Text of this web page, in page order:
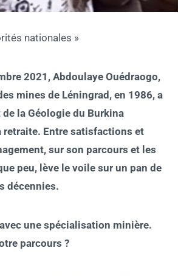
nationales »
2021, Abdoulaye Ouédraogo,
mines de Léningrad, en 1986, a
la Géologie du Burkina
retraite. Entre satisfactions et
sur son parcours et les
peu, lève le voile sur un pan de
décennies.
une spécialisation minière.
parcours ?